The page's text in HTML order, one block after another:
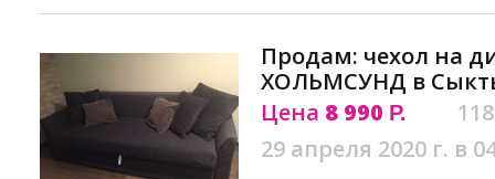
Продам: чехол на
ХОЛЬМСУНД в
Цена 8 990 Р.
29 апреля 2020 г. в